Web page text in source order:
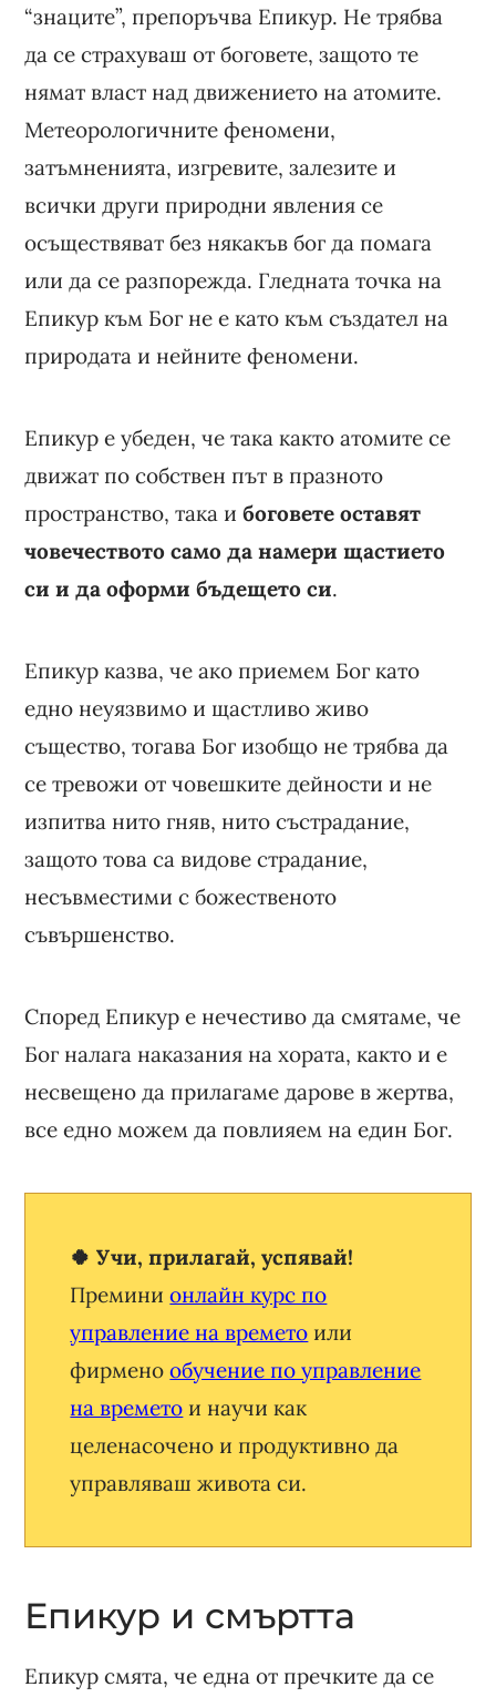
“знаците”, препоръчва Епикур. Не трябва
да се страхуваш от боговете, защото те
нямат власт над движението на атомите.
Метеорологичните феномени,
затъмненията, изгревите, залезите и
всички други природни явления се
осъществяват без някакъв бог да помага
или да се разпорежда. Гледната точка на
Епикур към Бог не е като към създател на
природата и нейните феномени.
Епикур е убеден, че така както атомите се
движат по собствен път в празното
пространство, така ибоговете оставят
човечеството само да намери щастието
си и да оформи бъдещето си.
Епикур казва, че ако приемем Бог като
едно неуязвимо и щастливо живо
същество, тогава Бог изобщо не трябва да
се тревожи от човешките дейности и не
изпитва нито гняв, нито състрадание,
защото това са видове страдание,
несъвместими с божественото
съвършенство.
Според Епикур е нечестиво да смятаме, че
Бог налага наказания на хората, както и е
несвещено да прилагаме дарове в жертва,
все едно можем да повлияем на един Бог.
🍀 Учи, прилагай, успявай!
Преминионлайн курс по
управление на времето или
фирменообучение по управление
на времето и научи как
целенасочено и продуктивно да
управляваш живота си.
Епикур и смъртта
Епикур смята, че една от пречките да се